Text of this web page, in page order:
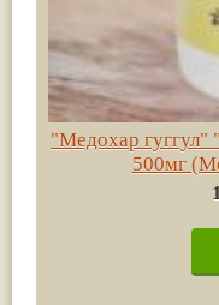
"Медохар гуггул"
500мг